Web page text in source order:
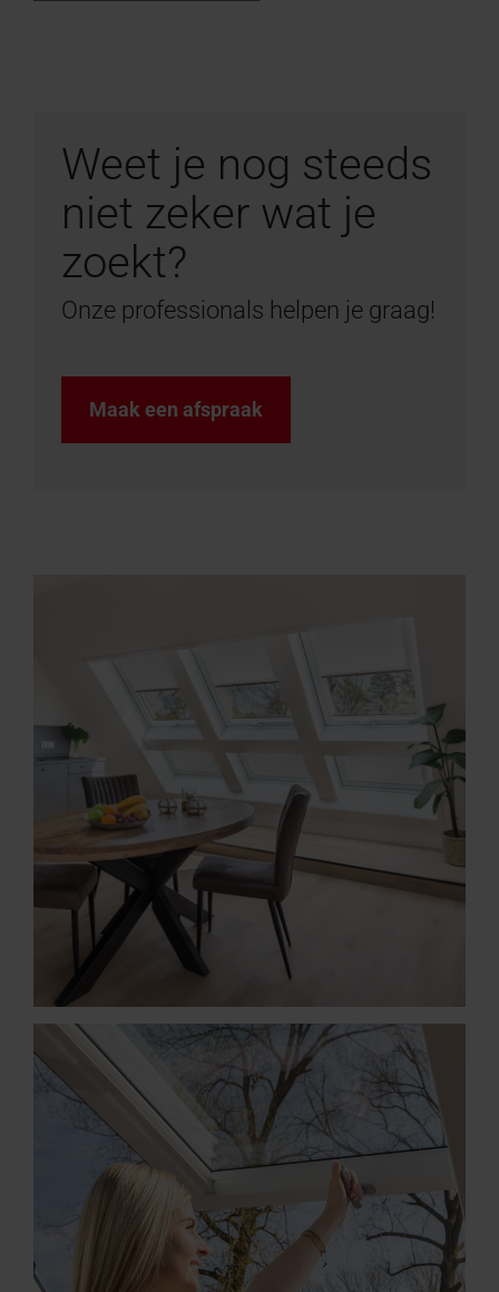
Weet je nog steeds
niet zeker wat je
zoekt?
Onze professionals helpen je graag!
Maak een afspraak